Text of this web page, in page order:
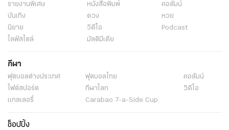
รายงานพิเศษ หนังสือพิมพ์
คอลัมน์
บันเทิง
ดวง
หวย
นิยาย
วิดีโอ
Podcast
ไลฟ์สไตล์
มัลติมีเดีย
กีฬา
ฟุตบอลต่่างประเทศ ฟุตบอลไทย
คอลัมน์
ไฟต์สปอร์ต
กีฬาโลก
วิดีโอ
แกลเลอรี่
Carabao 7-a-Side Cup
ช็อปปิ้ง